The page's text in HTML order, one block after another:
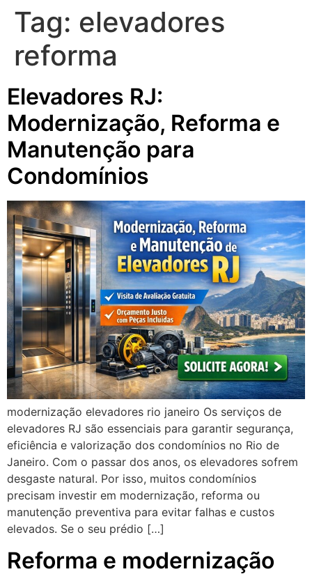
Tag: elevadores
reforma
Elevadores RJ:
Modernização, Reforma e
Manutenção para
Condomínios
modernização elevadores rio janeiro Os serviços de
elevadores RJ são essenciais para garantir segurança,
eficiência e valorização dos condomínios no Rio de
Janeiro. Com o passar dos anos, os elevadores sofrem
desgaste natural. Por isso, muitos condomínios
precisam investir em modernização, reforma ou
manutenção preventiva para evitar falhas e custos
elevados. Se o seu prédio […]
Reforma e modernização